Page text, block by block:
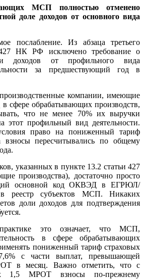
МСП полностью отменено
доле доходов от основного вида
послабление. Из абзаца третьего
НК РФ исключено требование о
доходов от профильного вида
за предшествующий год в
компании, имеющие
сфере обрабатывающих производств,
что не менее 70% их выручки
этот профильный вид деятельности.
право на пониженный тариф
взносы пересчитывались по общему
указанных в пункте 13.2 статьи 427
производства), достаточно просто
основной код ОКВЭД в ЕГРЮЛ/
реестр субъектов МСП. Никаких
доли доходов для подтверждения
это означает, что МСП,
в сфере обрабатывающих
пониженный тариф страховых
с части выплат, превышающей
в месяц. Важно отметить, что с
1,5 МРОТ взносы по-прежнему